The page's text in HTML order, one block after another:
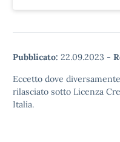
Pubblicato: 22.09.2023 -
Eccetto dove
rilasciato sotto Licenza
Italia.